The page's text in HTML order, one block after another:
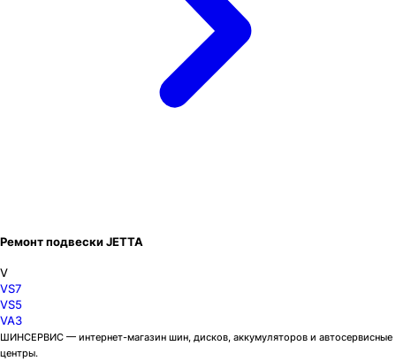
Ремонт подвески JETTA
V
VS7
VS5
VA3
ШИНСЕРВИС — интернет-магазин шин, дисков, аккумуляторов и автосервисные
центры.